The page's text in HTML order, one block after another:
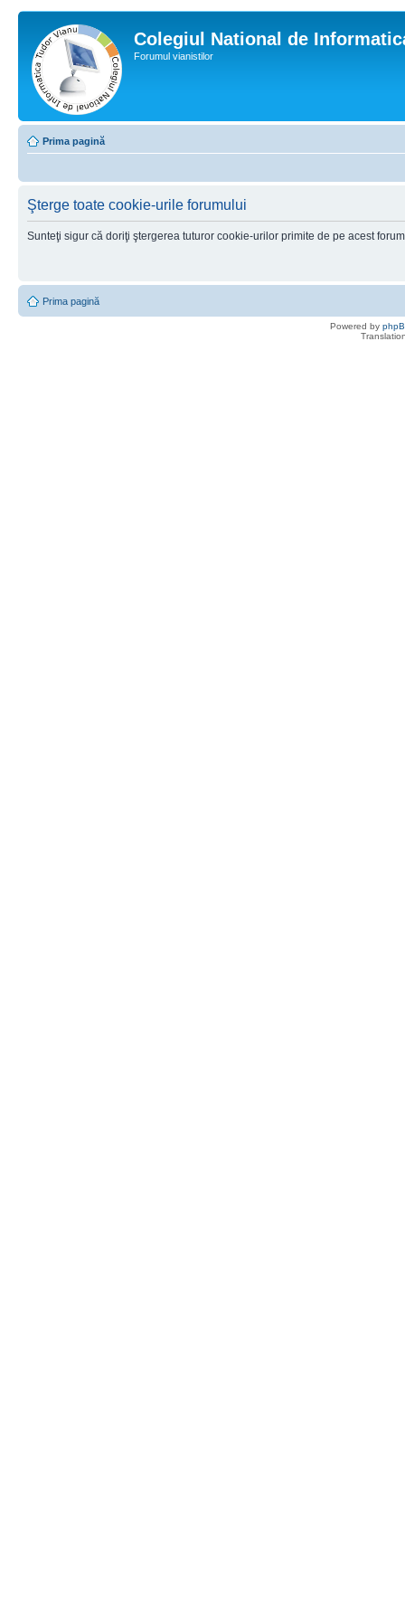
Colegiul National de
Forumul vianistilor
Prima pagină
Şterge toate cookie-urile forumului
Sunteţi sigur că doriţi ştergerea tuturor cookie-urilor primite de pe acest
Prima pagină
Powered by